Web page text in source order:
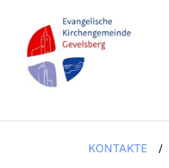
KONTAKTE /